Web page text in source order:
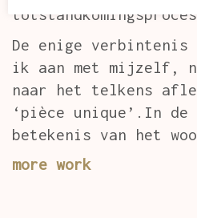
De enige
ik aan met mijzelf,
naar het telkens
‘pièce unique’.In de
betekenis van het
more work